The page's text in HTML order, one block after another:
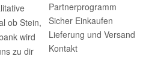
ob Stein,
wird
zu dir
Partnerprogramm
Sicher Einkaufen
Lieferung und Versand
Kontakt